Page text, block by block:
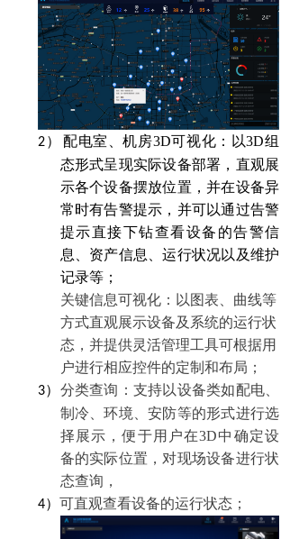
2） 配电室、机房3D可视化：以3D组
态形式呈现实际设备部署，直观展
示各个设备摆放位置，并在设备异
常时有告警提示，并可以通过告警
提示直接下钻查看设备的告警信
息、资产信息、运行状况以及维护
记录等；
关键信息可视化：以图表、曲线等
方式直观展示设备及系统的运行状
态，并提供灵活管理工具可根据用
户进行相应控件的定制和布局 ；
3） 分类查询：支持以设备类如配电、
制冷、环境、安防等的形式进行选
择展示，便于用户在3D中确定设
备的实际位置，对现场设备进行状
态查询，
4） 可直观查看设备的运行状态；